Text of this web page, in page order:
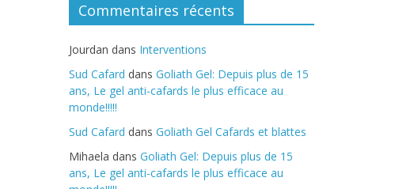
Commentaires récents
Jourdan dans Interventions
Sud Cafard dans Goliath Gel: Depuis plus de 15
ans, Le gel anti-cafards le plus efficace au
monde!!!!!
Sud Cafard dans Goliath Gel Cafards et blattes
Mihaela dans Goliath Gel: Depuis plus de 15
ans, Le gel anti-cafards le plus efficace au